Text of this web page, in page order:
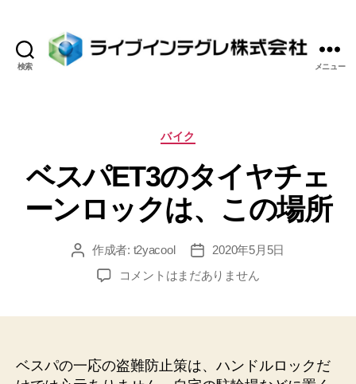
検索
イ
テ
グ
レ
株
会
社
メニュー
カ
ゴ
リ
ー
バイク
ベスパET3のタイヤチェ
ーンロックは、この場所
投 作成者: t2yacool
投
稿
日
2020年5月5日
ベ
タ
イ
コメントはまだありません
ベスパの一応の盗難防止策は、ハンドルロックだ